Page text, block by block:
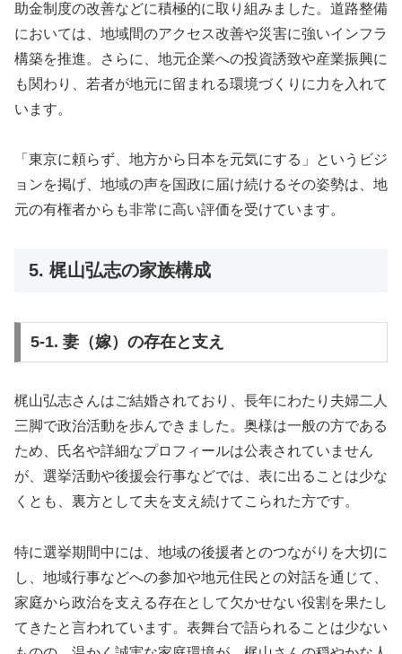
助金制度の改善などに積極的に取り組みました。道路整備
においては、地域間のアクセス改善や災害に強いインフラ
構築を推進。さらに、地元企業への投資誘致や産業振興に
も関わり、若者が地元に留まれる環境づくりに力を入れて
います。
「東京に頼らず、地方から日本を元気にする」というビジ
ョンを掲げ、地域の声を国政に届け続けるその姿勢は、地
元の有権者からも非常に高い評価を受けています。
5. 梶山弘志の家族構成
5-1. 妻（嫁）の存在と支え
梶山弘志さんはご結婚されており、長年にわたり夫婦二人
三脚で政治活動を歩んできました。奥様は一般の方である
ため、氏名や詳細なプロフィールは公表されていません
が、選挙活動や後援会行事などでは、表に出ることは少な
くとも、裏方として夫を支え続けてこられた方です。
特に選挙期間中には、地域の後援者とのつながりを大切に
し、地域行事などへの参加や地元住民との対話を通じて、
家庭から政治を支える存在として欠かせない役割を果たし
てきたと言われています。表舞台で語られることは少ない